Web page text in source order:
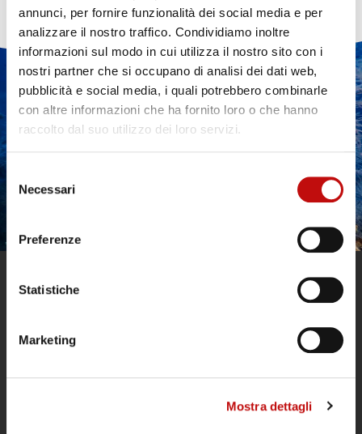
annunci, per fornire funzionalità dei social media e per
analizzare il nostro traffico. Condividiamo inoltre
informazioni sul modo in cui utilizza il nostro sito con i
nostri partner che si occupano di analisi dei dati web,
pubblicità e social media, i quali potrebbero combinarle
con altre informazioni che ha fornito loro o che hanno
raccolto dal suo utilizzo dei loro servizi.
delNecessari
Preferenze
Statistiche
Marketing
Mostra dettagli
possibility of meeting seahorses.
DO YOU WANT MORE
INFORMATION ABOUT
DIVING?
Diving Argentario Divers is open all year